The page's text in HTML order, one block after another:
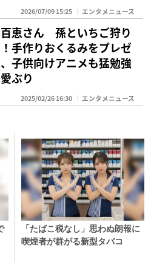
2026/07/09 15:25 エンタメニュース
恵さん 孫といちご狩り
手作りおくるみをプレゼ
子供向けアニメも猛勉強
ぶり
2025/02/26 16:30 エンタメニュース
「たばこ税なし」思わぬ朗報に
喫煙者が群がる新型タバコ